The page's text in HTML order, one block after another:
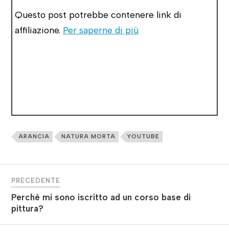
Questo post potrebbe contenere link di
affiliazione. Per saperne di più
ARANCIA NATURA MORTA YOUTUBE
PRECEDENTE
Perchè mi sono iscritto ad un corso base di
pittura?